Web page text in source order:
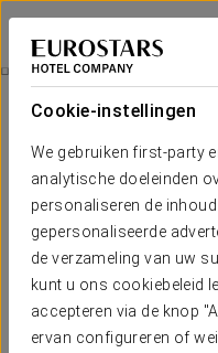
Cookie-instellingen
We gebruiken first-party
analytische doeleinden
personaliseren de
gepersonaliseerde
de verzameling van uw
kunt u ons cookiebeleid
accepteren via de knop
ervan configureren of
Eurostars Regina
SEVILLA
Isla Mágica-Ticket
Vanaf €21,90